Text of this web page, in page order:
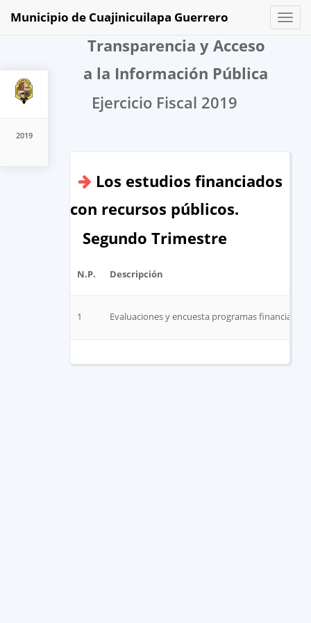
2019
Toggle
Municipio de Cuajinicuilapa Guerrero
Transparencia y Acceso
a la Información Pública
Ejercicio Fiscal 2019
Los estudios financiados
con recursos públicos.
Segundo Trimestre
N.P. Descripción
1 Evaluaciones y encuesta programas